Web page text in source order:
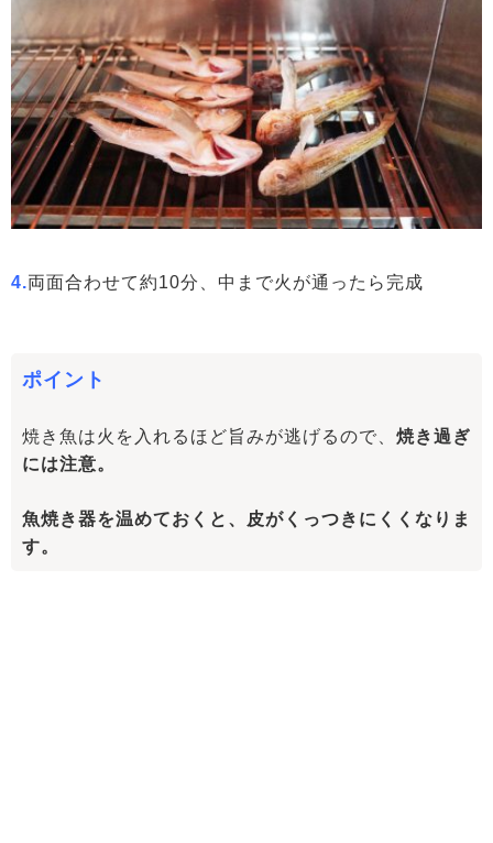
4.両面合わせて約10分、中まで火が通ったら完成
ポイント
焼き魚は火を入れるほど旨みが逃げるので、 焼き過ぎ
には注意。
魚焼き器を温めておくと、皮がくっつきにくくなりま
す。